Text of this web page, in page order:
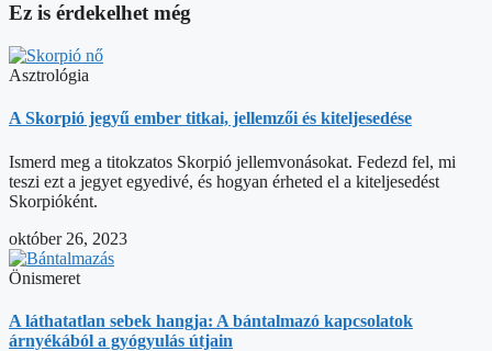
Ez is érdekelhet még
Asztrológia
A Skorpió jegyű ember titkai, jellemzői és kiteljesedése
Ismerd meg a titokzatos Skorpió jellemvonásokat. Fedezd fel, mi
teszi ezt a jegyet egyedivé, és hogyan érheted el a kiteljesedést
Skorpióként.
október 26, 2023
Önismeret
A láthatatlan sebek hangja: A bántalmazó kapcsolatok
árnyékából a gyógyulás útjain